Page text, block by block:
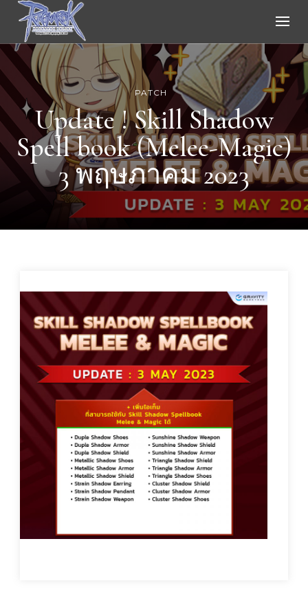
Ragnarok Online
PATCH
Update ! Skill Shadow
Spell book (Melee-Magic)
3 พฤษภาคม 2023